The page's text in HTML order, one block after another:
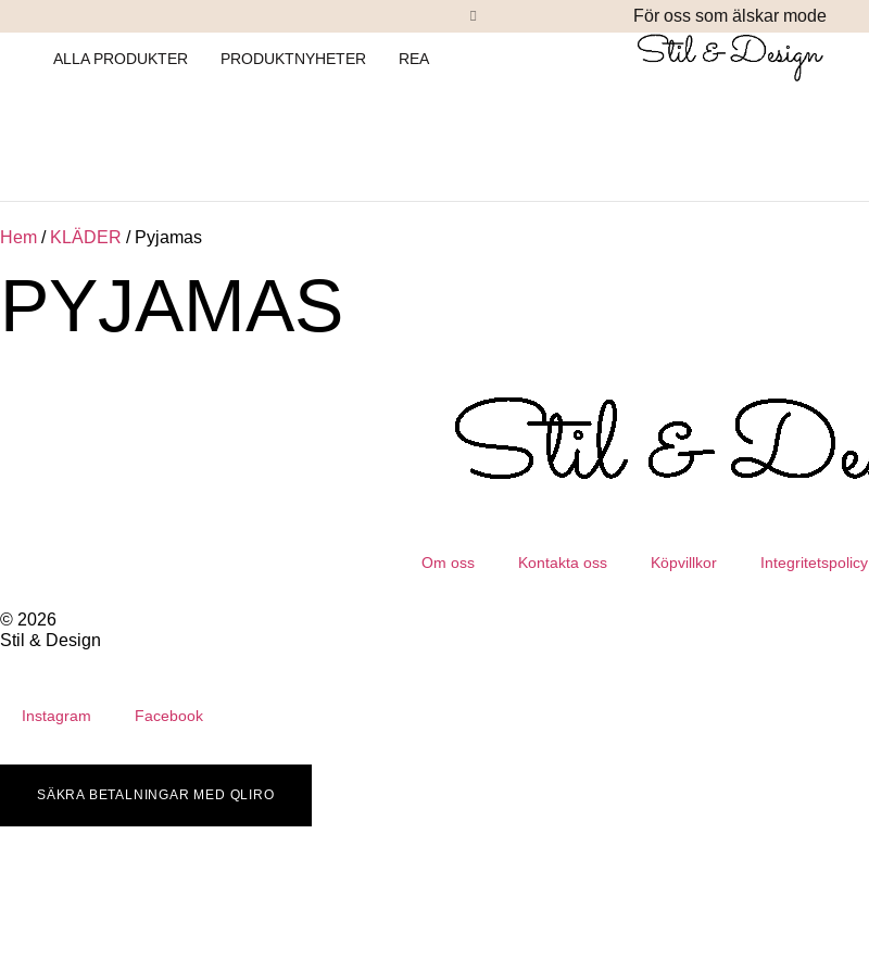
För oss som älskar mode
ALLA PRODUKTER PRODUKTNYHETER REA
Hem / KLÄDER / Pyjamas
PYJAMAS
Om oss Kontakta oss Köpvillkor Integritetspolicy
© 2026
Stil & Design
Instagram Facebook
SÄKRA BETALNINGAR MED QLIRO